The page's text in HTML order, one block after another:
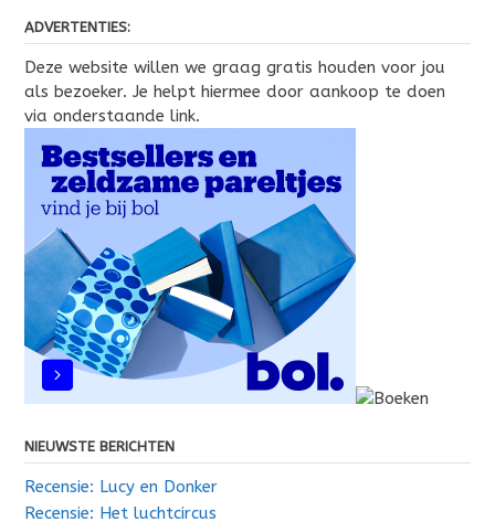
ADVERTENTIES:
Deze website willen we graag gratis houden voor jou
als bezoeker. Je helpt hiermee door aankoop te doen
via onderstaande link.
NIEUWSTE BERICHTEN
Recensie: Lucy en Donker
Recensie: Het luchtcircus